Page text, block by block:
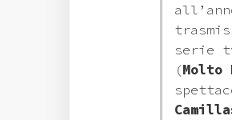
serie
(Molto